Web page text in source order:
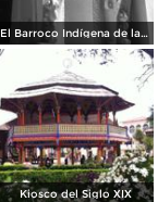
El Barroco Indígena de la Parrroquia de Chignahuapan.
Kiosco del Siglo XIX